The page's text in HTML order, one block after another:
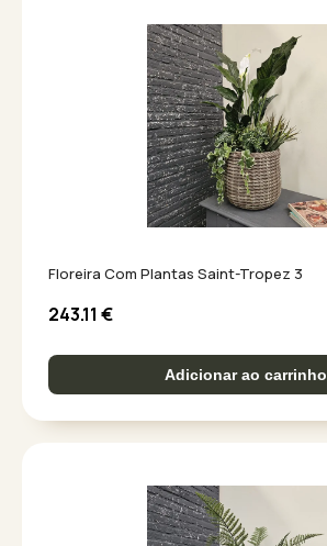
Floreira Com Plantas Saint-Tropez 3
243.11 €
Adicionar ao carrinho